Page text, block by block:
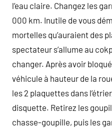
l’eau claire. Changez les
000 km. Inutile de vous
mortelles qu’auraient des
spectateur s’allume au
changer. Après avoir
véhicule à hauteur de la
les 2 plaquettes dans
disquette. Retirez les
chasse-goupille, puis les